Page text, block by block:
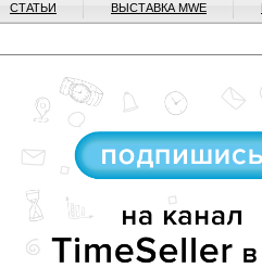
СТАТЬИ ВЫСТАВКА MWE